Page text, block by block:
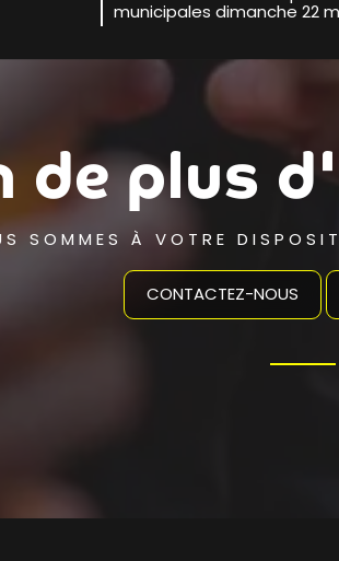
municipales dimanche 22
de plus
SOMMES À VOTRE
CONTACTEZ-NOUS